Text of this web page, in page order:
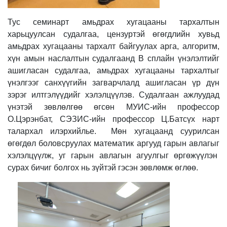
Тус семинарт амьдрах хугацааны тархалтын
харьцуулсан судалгаа, цензуртэй өгөгдлийн хувьд
амьдрах хугацааны тархалт байгуулах арга, алгоритм,
хүн амын наслалтын судалгаанд В сплайн үнэлэлтийг
ашигласан судалгаа, амьдрах хугацааны тархалтыг
үнэлгээг санхүүгийн загварчлалд ашигласан үр дүн
зэрэг илтгэлүүдийг хэлэлцүүлэв. Судалгаан ажлуудад
үнэтэй зөвлөлгөө өгсөн МУИС-ийн профессор
О.Цэрэнбат, СЭЗИС-ийн профессор Ц.Батсүх нарт
талархал илэрхийлье. Мөн хугацаанд суурилсан
өгөгдөл боловсруулах математик аргууд гарын авлагыг
хэлэлцүүлж, уг гарын авлагын агуулгыг өргөжүүлэн
сурах бичиг болгох нь зүйтэй гэсэн зөвлөмж өглөө.